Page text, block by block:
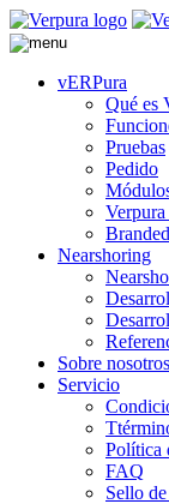
vERPura
Qué es
Pruebas
Pedido
Nearshoring
Sobre nosotros
Servicio
Política
FAQ
Sello